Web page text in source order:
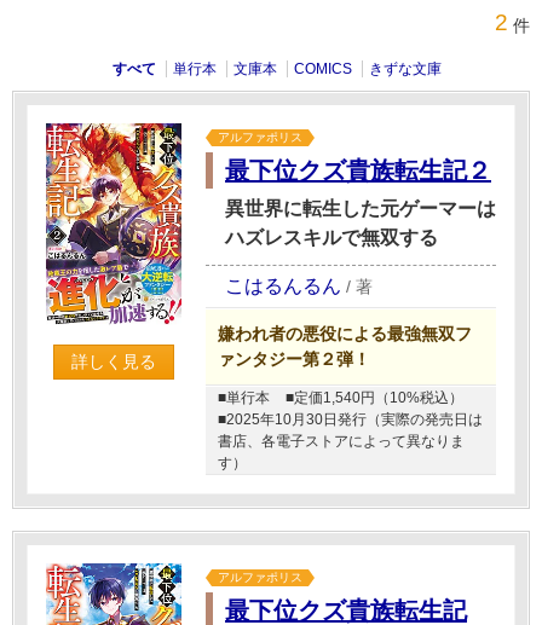
2 件
すべて 単行本 文庫本 COMICS きずな文庫
詳しく見る
アルファポリス
最下位クズ貴族転生記２
異世界に転生した元ゲーマーは
ハズレスキルで無双する
こはるんるん / 著
嫌われ者の悪役による最強無双フ
ァンタジー第２弾！
■単行本
■定価1,540円（10%税込）
■2025年10月30日発行（実際の発売日は
書店、各電子ストアによって異なりま
す）
アルファポリス
最下位クズ貴族転生記